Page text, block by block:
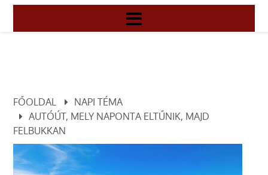
FŐOLDAL
NAPI TÉMA
AUTÓÚT, MELY NAPONTA ELTŰNIK, MAJD
FELBUKKAN